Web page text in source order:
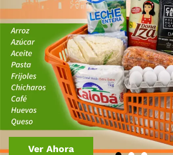
Ver Ahora
Ver Ahora
Ver ahora